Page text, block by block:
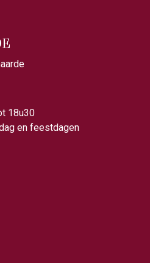
18u30
en feestdagen